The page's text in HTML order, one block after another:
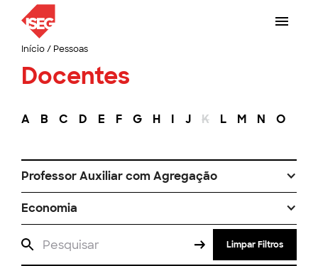
Início/ Pessoas
Docentes
A B C D E F G H I J K L M N O
Professor Auxiliar com Agregação
Economia
Limpar Filtros